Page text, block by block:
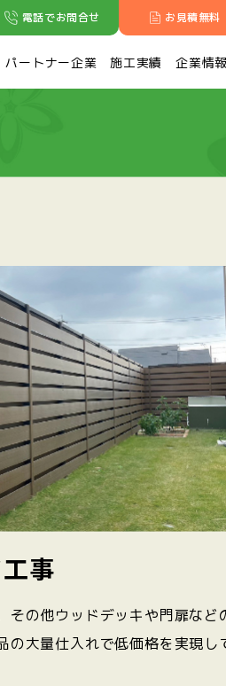
電話でお問合せ お見積無料
パートナー企業 施工実績 企業情報
事
その他ウッドデッキや門扉など
の大量仕入れで低価格を実現し